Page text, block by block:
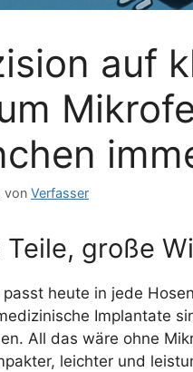
auf
von Verfasser
Teile, große
passt heute in jede
Implantate
All das wäre ohne
leichter und